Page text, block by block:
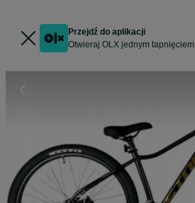
Przejdź do aplikacji
Otwieraj OLX jednym tapnięciem